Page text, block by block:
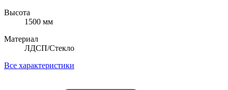
Высота
1500 мм
Материал
ЛДСП/Стекло
Все характеристики